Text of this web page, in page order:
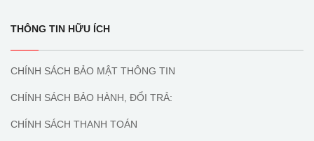
THÔNG TIN HỮU ÍCH
CHÍNH SÁCH BẢO MẬT THÔNG TIN
CHÍNH SÁCH BẢO HÀNH, ĐỔI TRẢ:
CHÍNH SÁCH THANH TOÁN